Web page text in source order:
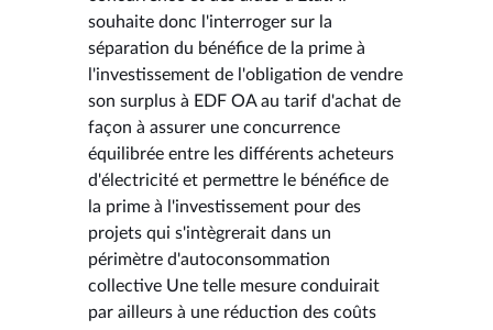
souhaite donc l'interroger sur la
séparation du bénéfice de la prime à
l'investissement de l'obligation de vendre
son surplus à EDF OA au tarif d'achat de
façon à assurer une concurrence
équilibrée entre les différents acheteurs
d'électricité et permettre le bénéfice de
la prime à l'investissement pour des
projets qui s'intègrerait dans un
périmètre d'autoconsommation
collective Une telle mesure conduirait
par ailleurs à une réduction des coûts